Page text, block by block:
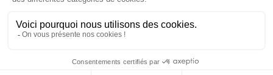
SUIVEZ-NOUS